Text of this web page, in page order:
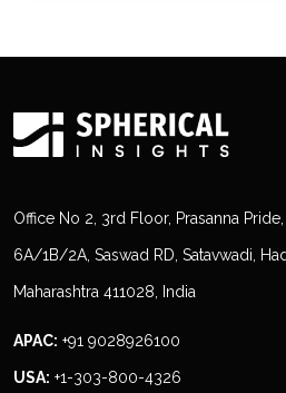
Office No 2, 3rd Floor, Prasanna Pride,
6A/1B/2A, Saswad RD, Satavwadi,
Maharashtra 411028, India
APAC: +91 9028926100
USA: +1-303-800-4326